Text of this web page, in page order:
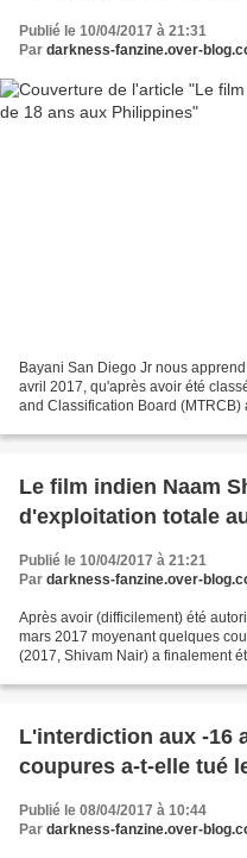
Publié le 10/04/2017 à 21:31
Par darkness-fanzine.over-
Bayani San Diego Jr nous
avril 2017, qu'après avoir été
and Classification Board
Le film indien Naam
d'exploitation totale
Publié le 10/04/2017 à 21:21
Par darkness-fanzine.over-
Après avoir (difficilement) été
mars 2017 moyenant quelques
(2017, Shivam Nair) a finalement
L'interdiction aux -16
coupures a-t-elle tué
Publié le 08/04/2017 à 10:44
Par darkness-fanzine.over-